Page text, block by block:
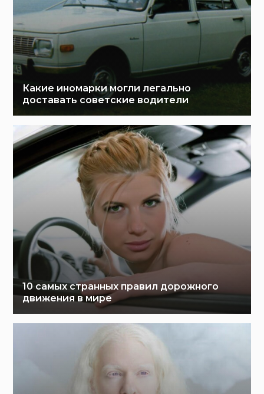
Какие иномарки могли легально
доставать советские водители
10 самых странных правил дорожного
движения в мире